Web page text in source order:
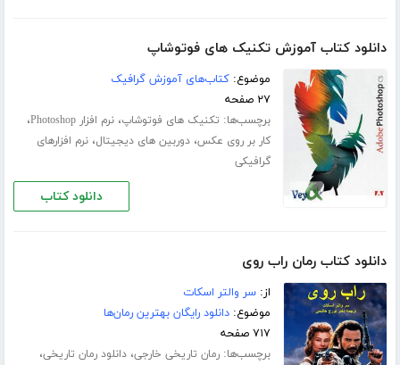
دانلود کتاب آموزش تکنیک های فوتوشاپ
موضوع:کتاب‌های آموزش گرافیک
۲۷ صفحه
برچسب‌ها: تکنیک های فوتوشاپ،نرم افزار Photoshop ،
کار بر روی عکس،دوربین های دیجیتال،نرم افزارهای
گرافیکی
دانلود کتاب
دانلود کتاب رمان راب روی
از:سر والتر اسکات
موضوع:دانلود رایگان بهترین رمان‌ها
۷۱۷ صفحه
برچسب‌ها:رمان تاریخی خارجی،دانلود رمان تاریخی،